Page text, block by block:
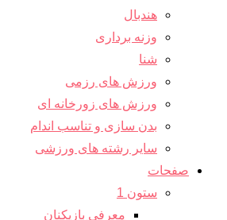
هندبال
وزنه برداری
شنا
ورزش های رزمی
ورزش های زورخانه ای
بدن سازی و تناسب اندام
سایر رشته های ورزشی
صفحات
ستون 1
معرفی بازیکنان